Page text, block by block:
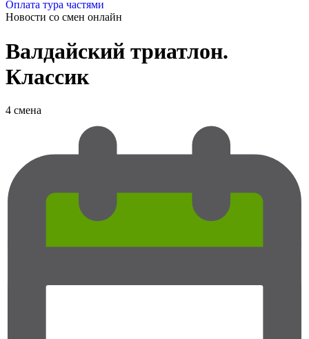
Оплата тура частями
Новости со смен онлайн
Валдайский триатлон.
Классик
4 смена